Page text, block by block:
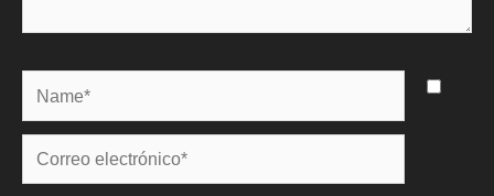
Name*
Correo
electrónico*